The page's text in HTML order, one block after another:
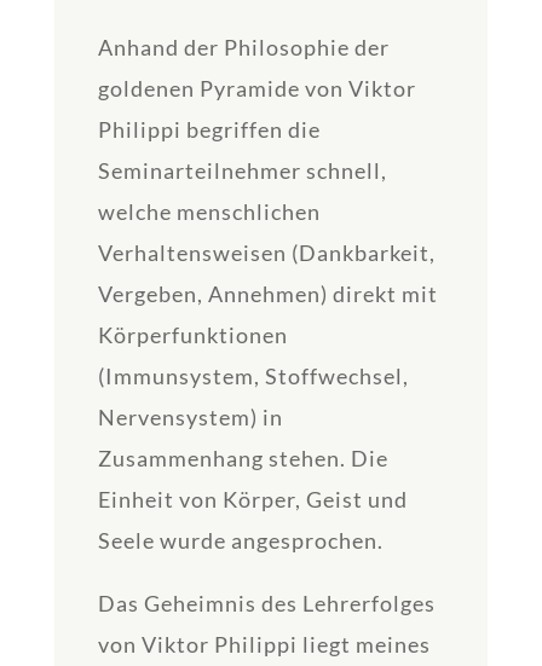
Anhand der Philosophie der
goldenen Pyramide von Viktor
Philippi begriffen die
Seminarteilnehmer schnell,
welche menschlichen
Verhaltensweisen (Dankbarkeit,
Vergeben, Annehmen) direkt mit
Körperfunktionen
(Immunsystem, Stoffwechsel,
Nervensystem) in
Zusammenhang stehen. Die
Einheit von Körper, Geist und
Seele wurde angesprochen.
Das Geheimnis des Lehrerfolges
von Viktor Philippi liegt meines